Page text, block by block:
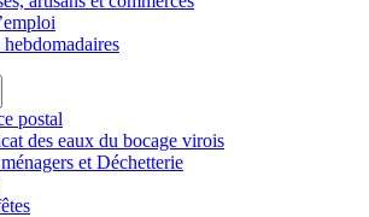
postal
des eaux du bocage virois
et Déchetterie